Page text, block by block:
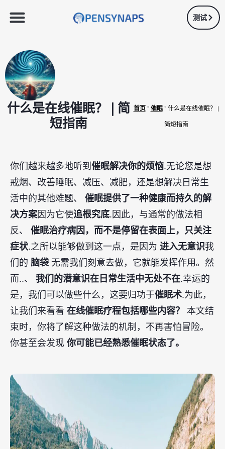
测试
什么是在线催眠？ | 简
短指南
首页"催眠"什么是在线催眠？ |
简短指南
你们越来越多地听到 催眠解决你的烦恼.无论您是想
戒烟、改善睡眠、减压、减肥，还是想解决日常生
活中的其他难题、 催眠提供了一种健康而持久的解
决方案因为它使追根究底.因此，与通常的做法相
反、 催眠治疗病因，而不是停留在表面上，只关注
症状.之所以能够做到这一点，是因为 进入无意识我
们的 脑袋 无需我们刻意去做，它就能发挥作用。然
而..、 我们的潜意识在日常生活中无处不在.幸运的
是，我们可以做些什么，这要归功于催眠术.为此，
让我们来看看 在线催眠疗程包括哪些内容？
本文结
束时，你将了解这种做法的机制，不再害怕冒险。
你甚至会发现 你可能已经熟悉催眠状态了。